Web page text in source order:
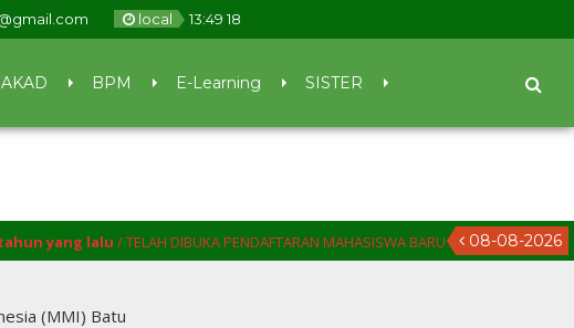
local 13:49 18
BPM E-Learning SISTER
08-08-2026
/ TELAH DIBUKA PENDAFTARAN MAHASISWA BARU AKAFARMA SUNAN GIRI
(MMI) Batu